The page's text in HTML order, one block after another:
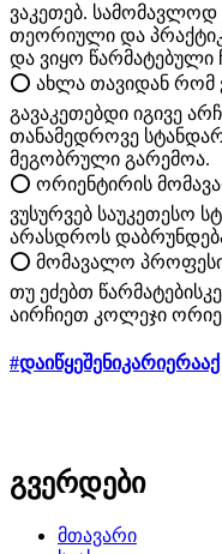
ვაკეთებ.
თეორიული და
და ვიყო წარმატებული
⭕ ახლა თავიდან რომ
გავაკეთებდი იგივე
თანამედროვე
მეგობრული გარემოა.
⭕ ორიენტირის
ვუსურვებ საუკეთესო
არასდროს
⭕ მომავალო
თუ ეძებთ
აირჩიეთ კოლეჯი
#დაიწყეშენიკარიერააქ
გვერდები
მთავარი